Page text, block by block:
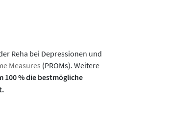
Reha bei Depressionen und
Measures (PROMs). Weitere
100 % die bestmögliche